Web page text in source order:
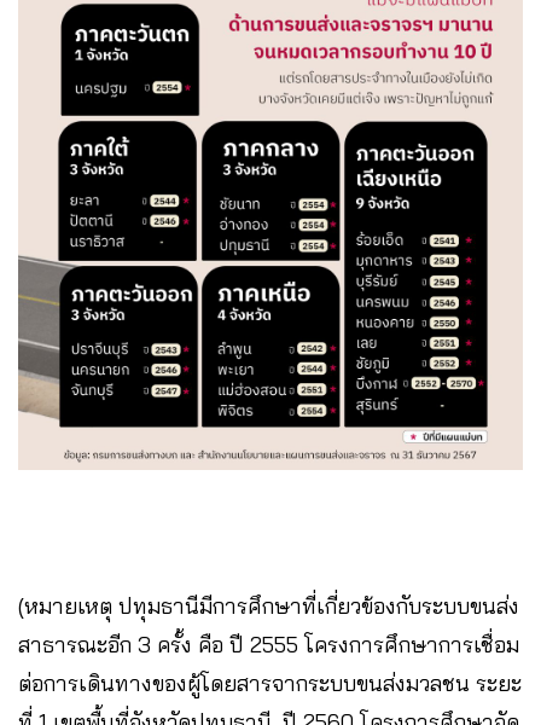
(หมายเหตุ ปทุมธานีมีการศึกษาที่เกี่ยวข้องกับระบบขนส่ง
สาธารณะอีก 3 ครั้ง คือ ปี 2555 โครงการศึกษาการเชื่อม
ต่อการเดินทางของผู้โดยสารจากระบบขนส่งมวลชน ระยะ